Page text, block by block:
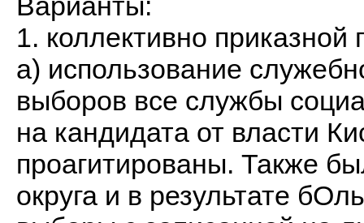
1. коллективно приказной
а) использование
выборов все службы
на кандидата от власти
проагитированы. Также
округа и в результате